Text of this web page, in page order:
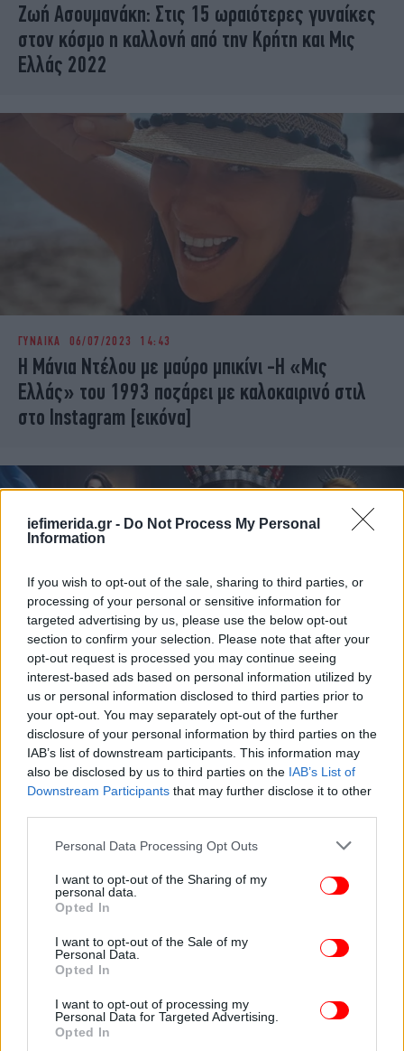
iefimerida.gr - Do Not Process My Personal
Information
If you wish to opt-out of the sale, sharing to third parties, or
processing of your personal or sensitive information for
targeted advertising by us, please use the below opt-out
section to confirm your selection. Please note that after your
opt-out request is processed you may continue seeing
interest-based ads based on personal information utilized by
us or personal information disclosed to third parties prior to
your opt-out. You may separately opt-out of the further
disclosure of your personal information by third parties on the
IAB’s list of downstream participants. This information may
also be disclosed by us to third parties on the IAB’s List of
Downstream Participants that may further disclose it to other
Please note that this website/app uses one or more Google
not limited to your visit or usage behaviour. You may click to
grant or deny consent to Google and its third-party tags to
use your data for below specified purposes in below Google
consent section.
Personal Data Processing Opt Outs
I want to opt-out of the Sharing of my
personal data.
Opted In
I want to opt-out of the Sale of my
Personal Data.
Opted In
I want to opt-out of processing my
Personal Data for Targeted Advertising.
Opted In
Ζωή Ασουμανάκη: Στις 15 ωραιότερες γυναίκες
στον κόσμο η καλλονή από την Κρήτη και Μις
Ελλάς 2022
ΓΥΝΑΙΚΑ 06/07/2023 14:43
Η Μάνια Ντέλου με μαύρο μπικίνι -Η «Μις
Ελλάς» του 1993 ποζάρει με καλοκαιρινό στιλ
στο Instagram [εικόνα]
ΖΩΗ 20/04/2023 16:13
Πώς θα ήταν η τέλεια Μις Ελλάς, σύμφωνα με
την τεχνητή νοημοσύνη [εικόνες]
03/03/2022 20:34
Η Μάνια Ντέλου σε μια σπάνια εξομολόγηση -Για